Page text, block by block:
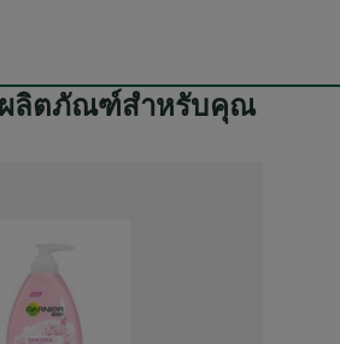
ลิตภัณฑ์สำหรับคุณ